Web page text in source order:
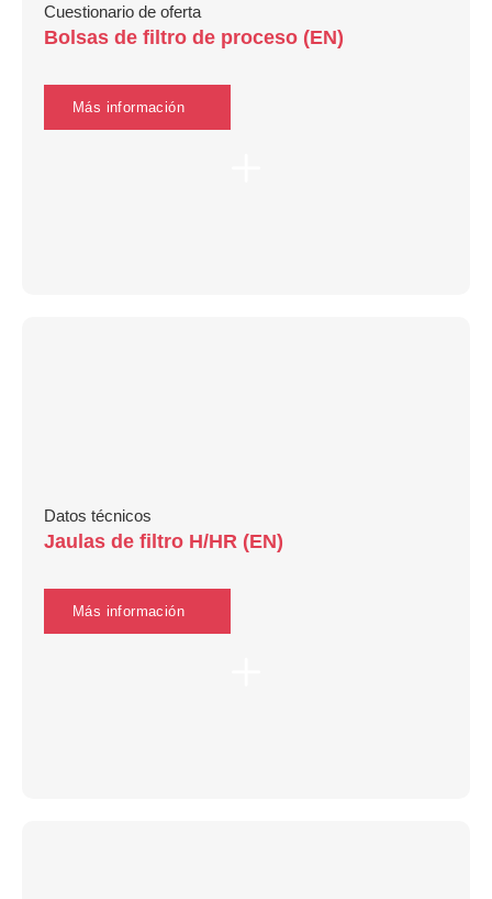
Cuestionario de oferta
Bolsas de filtro de proceso (EN)
Más información
Datos técnicos
Jaulas de filtro H/HR (EN)
Más información